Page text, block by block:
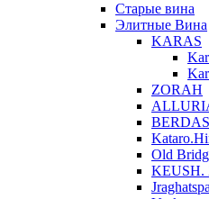
Старые вина
Элитные Вина
KARAS
ZORAH
Old
KEUSH.